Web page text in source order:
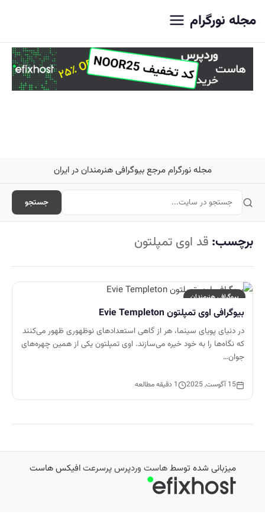
مجله نورگرام
مجله نورگرام مرجع بیوگرافی هنرمندان در ایران
جستجو
برچسب: قد اوی تمپلتون
بیوگرافی هنرمندان
بیوگرافی اوی تمپلتون Evie Templeton
در دنیای پویای سینما، هر از گاهی استعدادهای نوظهوری ظهور می‌کنند
که نگاه‌ها را به خود خیره می‌سازند. اوی تمپلتون یکی از همین چهره‌های
جوان…
15 آگوست, 2025 1 دقیقه مطالعه
میزبانی شده توسطهاست وردپرس پرسرعتافیکس هاست